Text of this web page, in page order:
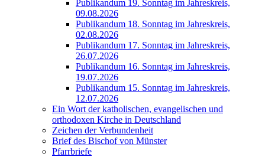
Publikandum 19. Sonntag im Jahreskreis,
09.08.2026
Publikandum 18. Sonntag im Jahreskreis,
02.08.2026
Publikandum 17. Sonntag im Jahreskreis,
26.07.2026
Publikandum 16. Sonntag im Jahreskreis,
19.07.2026
Publikandum 15. Sonntag im Jahreskreis,
12.07.2026
Ein Wort der katholischen, evangelischen und
orthodoxen Kirche in Deutschland
Zeichen der Verbundenheit
Brief des Bischof von Münster
Pfarrbriefe